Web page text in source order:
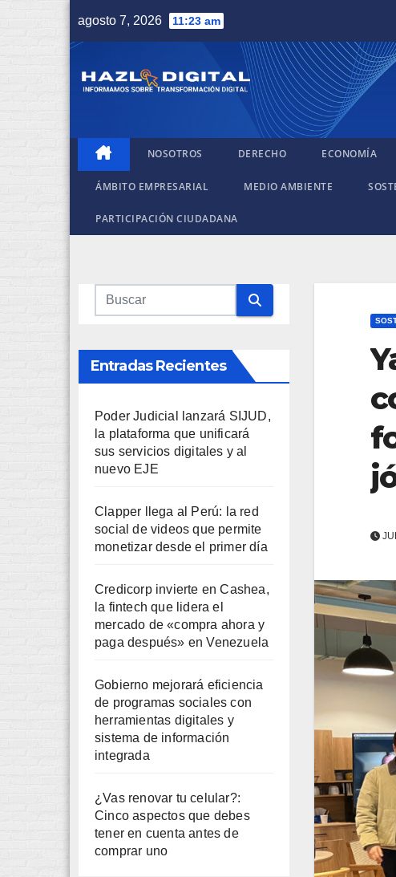
agosto 7, 2026 11:23 am
NOSOTROS DERECHO ECONOMÍA
ÁMBITO EMPRESARIAL MEDIO AMBIENTE
PARTICIPACIÓN CIUDADANA
Entradas Recientes
Poder Judicial lanzará SIJUD,
la plataforma que unificará
sus servicios digitales y al
nuevo EJE
Clapper llega al Perú: la red
social de videos que permite
monetizar desde el primer día
Credicorp invierte en Cashea,
la fintech que lidera el
mercado de «compra ahora y
paga después» en Venezuela
Gobierno mejorará eficiencia
de programas sociales con
herramientas digitales y
sistema de información
integrada
¿Vas renovar tu celular?:
Cinco aspectos que debes
tener en cuenta antes de
comprar uno